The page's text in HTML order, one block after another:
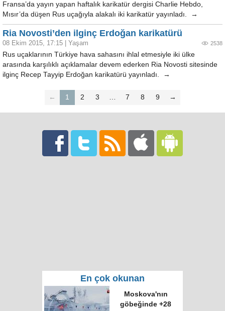
Fransa’da yayın yapan haftalık karikatür dergisi Charlie Hebdo,
Mısır’da düşen Rus uçağıyla alakalı iki karikatür yayınladı. →
Ria Novosti’den ilginç Erdoğan karikatürü
08 Ekim 2015, 17:15 Yaşam 2538
Rus uçaklarının Türkiye hava sahasını ihlal etmesiyle iki ülke
arasında karşılıklı açıklamalar devem ederken Ria Novosti sitesinde
ilginç Recep Tayyip Erdoğan karikatürü yayınladı. →
← 1 2 3 … 7 8 9 →
En çok okunan
Moskova'nın
göbeğinde +28